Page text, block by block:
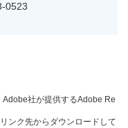
0523
Adobe社が提供するAdobe Re
ンク先からダウンロードして